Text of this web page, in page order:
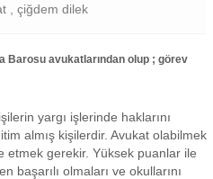
, çiğdem dilek
Barosu avukatlarından olup ; görev
yargı işlerinde haklarını
almış kişilerdir. Avukat olabilmek
etmek gerekir. Yüksek puanlar ile
başarılı olmaları ve okullarını